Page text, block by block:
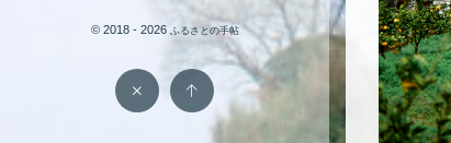
© 2018 - 2026 ふるさとの手帖